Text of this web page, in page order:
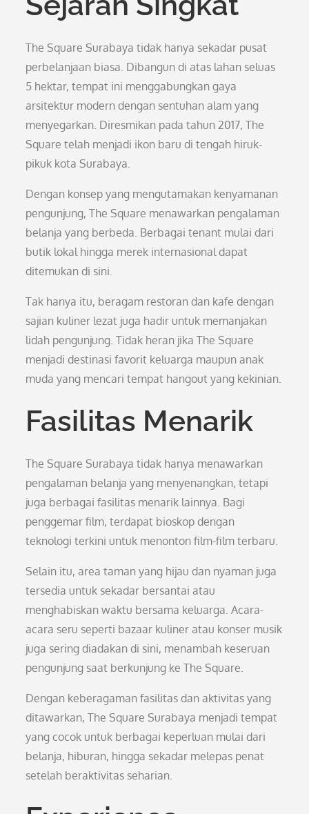
The Square Surabaya tidak hanya sekadar pusat
perbelanjaan biasa. Dibangun di atas lahan seluas
5 hektar, tempat ini menggabungkan gaya
arsitektur modern dengan sentuhan alam yang
menyegarkan. Diresmikan pada tahun 2017, The
Square telah menjadi ikon baru di tengah hiruk-
pikuk kota Surabaya.
Dengan konsep yang mengutamakan kenyamanan
pengunjung, The Square menawarkan pengalaman
belanja yang berbeda. Berbagai tenant mulai dari
butik lokal hingga merek internasional dapat
ditemukan di sini.
Tak hanya itu, beragam restoran dan kafe dengan
sajian kuliner lezat juga hadir untuk memanjakan
lidah pengunjung. Tidak heran jika The Square
menjadi destinasi favorit keluarga maupun anak
muda yang mencari tempat hangout yang kekinian.
Fasilitas Menarik
The Square Surabaya tidak hanya menawarkan
pengalaman belanja yang menyenangkan, tetapi
juga berbagai fasilitas menarik lainnya. Bagi
penggemar film, terdapat bioskop dengan
teknologi terkini untuk menonton film-film terbaru.
Selain itu, area taman yang hijau dan nyaman juga
tersedia untuk sekadar bersantai atau
menghabiskan waktu bersama keluarga. Acara-
acara seru seperti bazaar kuliner atau konser musik
juga sering diadakan di sini, menambah keseruan
pengunjung saat berkunjung ke The Square.
Dengan keberagaman fasilitas dan aktivitas yang
ditawarkan, The Square Surabaya menjadi tempat
yang cocok untuk berbagai keperluan mulai dari
belanja, hiburan, hingga sekadar melepas penat
setelah beraktivitas seharian.